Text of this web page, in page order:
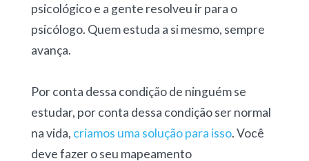
psicológico e a gente resolveu ir para o
psicólogo. Quem estuda a si mesmo, sempre
avança.
Por conta dessa condição de ninguém se
estudar, por conta dessa condição ser normal
na vida, criamos uma solução para isso. Você
deve fazer o seu mapeamento